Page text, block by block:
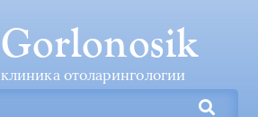
Gorlonosik
клиника отоларингологии